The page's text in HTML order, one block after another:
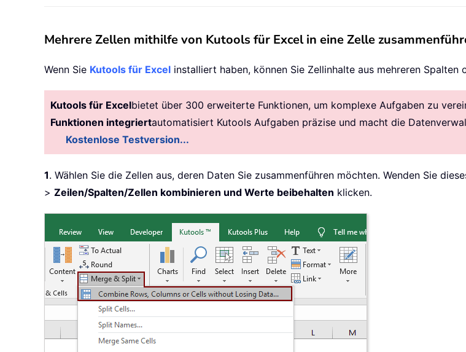
Mehrere Zellen mithilfe von Kutools für Excel in eine Zelle
Wenn Sie Kutools für Excel installiert haben, können Sie Zellinhalte aus mehreren
Kutools für Excelbietet über 300 erweiterte Funktionen, um komplexe Aufgaben zu
Funktionen integriertautomatisiert Kutools Aufgaben präzise und macht die
Kostenlose Testversion...
1. Wählen Sie die Zellen aus, deren Daten Sie zusammenführen möchten. Wenden Sie
> Zeilen/Spalten/Zellen kombinieren und Werte beibehalten klicken.